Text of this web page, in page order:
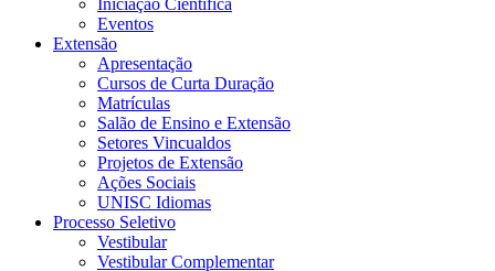
Eventos
Extensão
Apresentação
Cursos de Curta Duração
Matrículas
Salão de Ensino e Extensão
Setores Vincualdos
Projetos de Extensão
Ações Sociais
UNISC Idiomas
Processo Seletivo
Vestibular
Vestibular Complementar